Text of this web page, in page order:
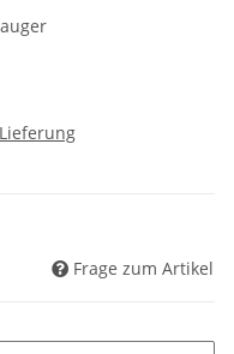
Frage zum Artikel